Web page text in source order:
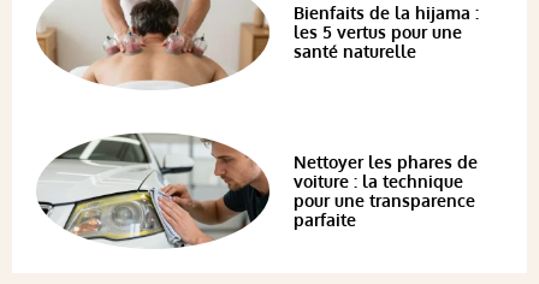
Bienfaits de la hijama :
les 5 vertus pour une
santé naturelle
Nettoyer les phares de
voiture : la technique
pour une transparence
parfaite